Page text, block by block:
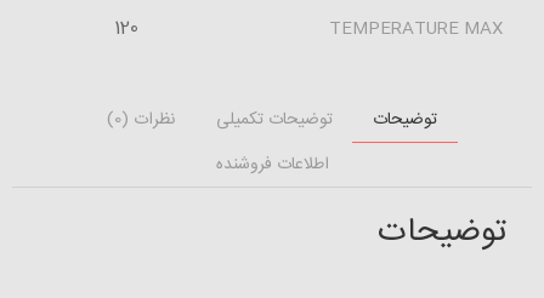
TEMPERATURE MAX
120
توضیحات توضیحات تکمیلی
نظرات (0)
اطلاعات فروشنده
توضیحات